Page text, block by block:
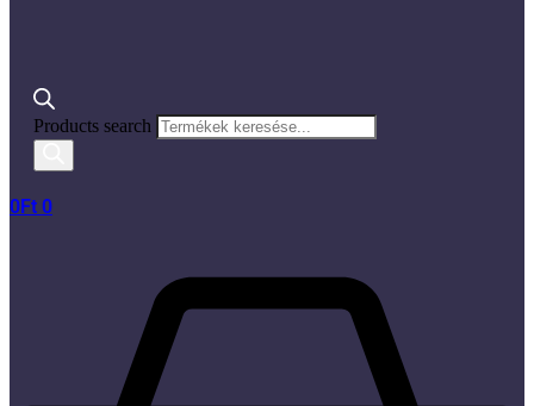
Products search
0Ft 0